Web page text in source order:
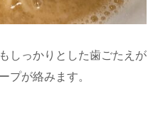
しっかりとした歯ごたえが
プが絡みます。